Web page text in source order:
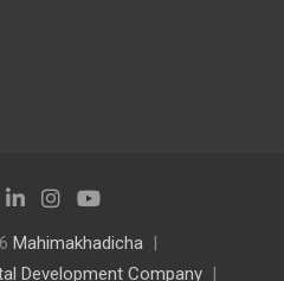
Mahimakhadicha
Development Company